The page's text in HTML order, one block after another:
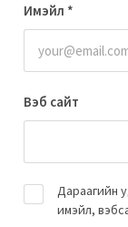
Имэйл *
Вэб сайт
Дараагийн
имэйл,